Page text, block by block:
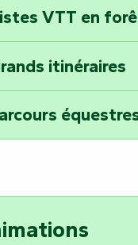
gardiens de la nature
Se la couler
barque dans le
VTT en
itinéraires
en